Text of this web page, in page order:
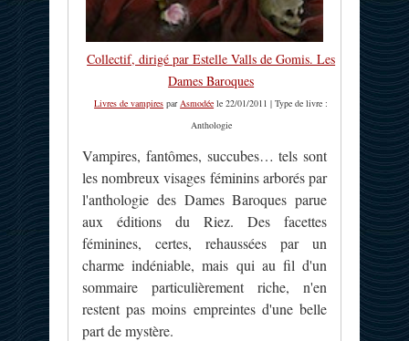
Collectif, dirigé par Estelle Valls de Gomis. Les
Dames Baroques
Livres de vampires parAsmodée le 22/01/2011 | Type de livre :
Anthologie
Vampires, fantômes, succubes… tels sont
les nombreux visages féminins arborés par
l'anthologie des Dames Baroques parue
aux éditions du Riez. Des facettes
féminines, certes, rehaussées par un
charme indéniable, mais qui au fil d'un
sommaire particulièrement riche, n'en
restent pas moins empreintes d'une belle
part de mystère.